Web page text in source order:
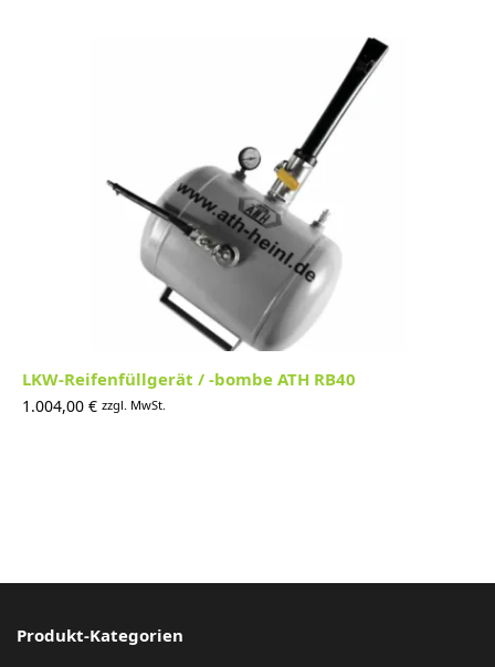
LKW-Reifenfüllgerät / -bombe ATH RB40
1.004,00 € zzgl. MwSt.
Produkt-Kategorien